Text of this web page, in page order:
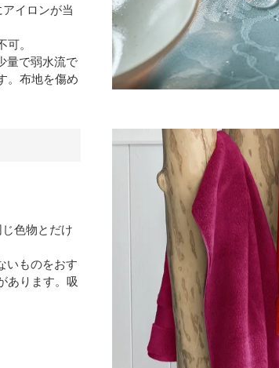
イロンが当
。
量で弱水流で
。布地を傷め
色物とだけ
いものをおす
あります。吸